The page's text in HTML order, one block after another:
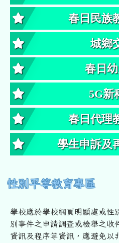
春日民族
城鄉
春日
5G新
春日代理
學生申訴及
性別平等教育專區
學校應於學校網頁明顯處或性
別事件之申請調查或檢舉之收
資訊及程序等資訊， 應避免以